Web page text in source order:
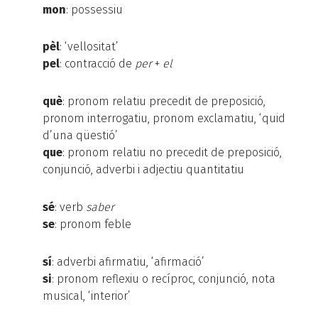
mon: possessiu
pèl: ‘vellositat’
pel: contracció de per+ el
què: pronom relatiu precedit de preposició,
pronom interrogatiu, pronom exclamatiu, ‘quid
d’una qüestió’
que: pronom relatiu no precedit de preposició,
conjunció, adverbi i adjectiu quantitatiu
sé: verb saber
se: pronom feble
sí: adverbi afirmatiu, ‘afirmació’
si: pronom reflexiu o recíproc, conjunció, nota
musical, ‘interior’